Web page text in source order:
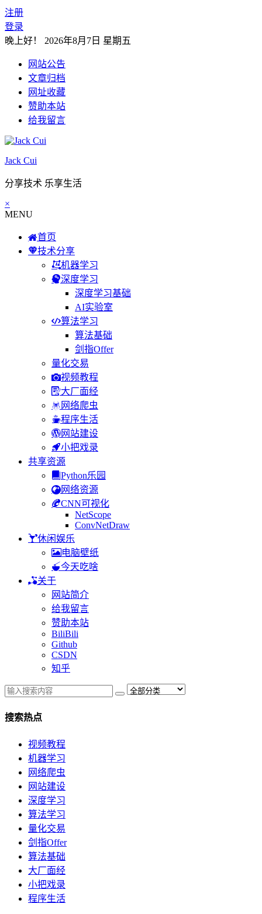
注册
登录
晚上好！ 2026年8月7日 星期五
网站公告
文章归档
网址收藏
赞助本站
给我留言
Jack Cui
分享技术 乐享生活
×
MENU
首页
技术分享
机器学习
深度学习
深度学习基础
AI实验室
算法学习
算法基础
剑指Offer
量化交易
视频教程
大厂面经
网络爬虫
程序生活
网站建设
小把戏录
共享资源
Python乐园
网络资源
CNN可视化
NetScope
ConvNetDraw
休闲娱乐
电脑壁纸
今天吃啥
关于
网站简介
给我留言
赞助本站
BiliBili
Github
CSDN
知乎
搜索热点
视频教程
机器学习
网络爬虫
网站建设
深度学习
算法学习
量化交易
剑指Offer
算法基础
大厂面经
小把戏录
程序生活